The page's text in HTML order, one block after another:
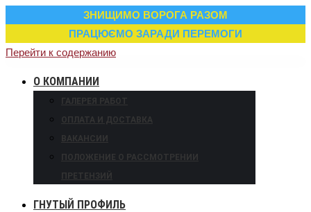
ЗНИЩИМО ВОРОГА РАЗОМ
ПРАЦЮЄМО ЗАРАДИ ПЕРЕМОГИ
Перейти к содержанию
О КОМПАНИИ
ГАЛЕРЕЯ РАБОТ
ОПЛАТА И ДОСТАВКА
ВАКАНСИИ
ПОЛОЖЕНИЕ О РАССМОТРЕНИИ
ПРЕТЕНЗИЙ
ГНУТЫЙ ПРОФИЛЬ